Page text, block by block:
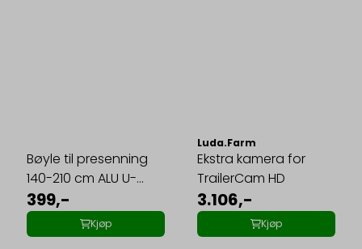
Bøyle til presenning
140-210 cm ALU U-
feste
399,-
Kjøp
Luda.Farm
Ekstra kamera for
TrailerCam HD
3.106,-
Kjøp